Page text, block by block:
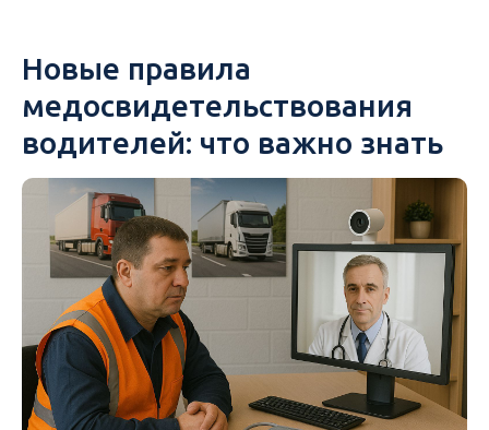
Новые правила
медосвидетельствования
водителей: что важно знать